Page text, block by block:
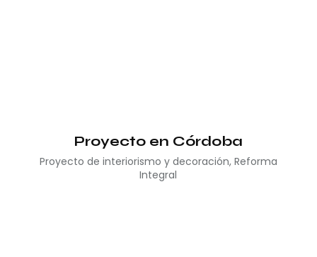
Proyecto en Córdoba
Proyecto de interiorismo y decoración, Reforma
Integral